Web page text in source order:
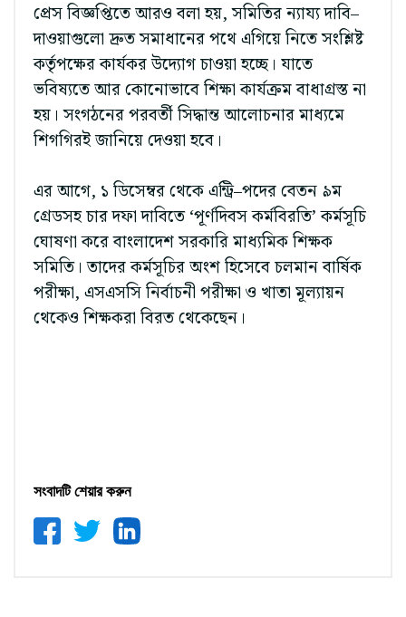
প্রেস বিজ্ঞপ্তিতে আরও বলা হয়, সমিতির ন্যায্য দাবি–
দাওয়াগুলো দ্রুত সমাধানের পথে এগিয়ে নিতে সংশ্লিষ্ট
কর্তৃপক্ষের কার্যকর উদ্যোগ চাওয়া হচ্ছে। যাতে
ভবিষ্যতে আর কোনোভাবে শিক্ষা কার্যক্রম বাধাগ্রস্ত না
হয়। সংগঠনের পরবর্তী সিদ্ধান্ত আলোচনার মাধ্যমে
শিগগিরই জানিয়ে দেওয়া হবে।
এর আগে, ১ ডিসেম্বর থেকে এন্ট্রি–পদের বেতন ৯ম
গ্রেডসহ চার দফা দাবিতে ‘পূর্ণদিবস কর্মবিরতি’ কর্মসূচি
ঘোষণা করে বাংলাদেশ সরকারি মাধ্যমিক শিক্ষক
সমিতি। তাদের কর্মসূচির অংশ হিসেবে চলমান বার্ষিক
পরীক্ষা, এসএসসি নির্বাচনী পরীক্ষা ও খাতা মূল্যায়ন
থেকেও শিক্ষকরা বিরত থেকেছেন।
সংবাদটি শেয়ার করুন